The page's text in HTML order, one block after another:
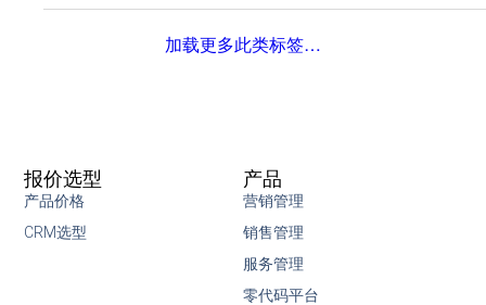
加载更多此类标签…
产品
营销管理
销售管理
服务管理
零代码平台
报价选型
产品价格
CRM选型